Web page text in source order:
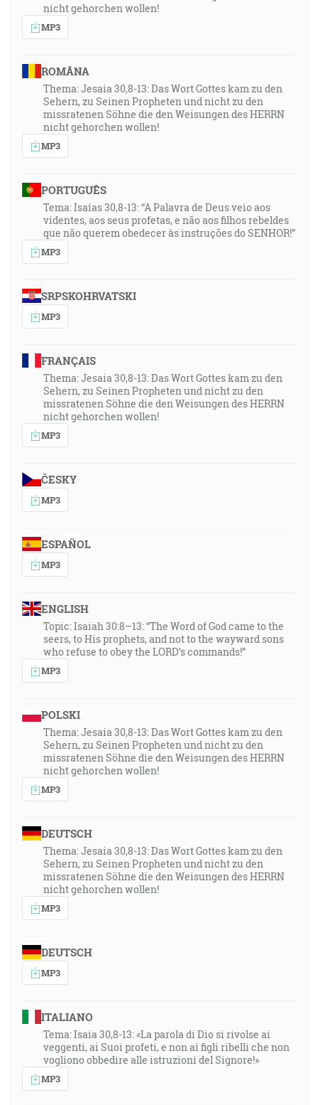
nicht gehorchen wollen!
MP3
ROMÂNA
Thema: Jesaia 30,8-13: Das Wort Gottes kam zu den
Sehern, zu Seinen Propheten und nicht zu den
missratenen Söhne die den Weisungen des HERRN
nicht gehorchen wollen!
MP3
PORTUGUÊS
Tema: Isaías 30,8-13: “A Palavra de Deus veio aos
videntes, aos seus profetas, e não aos filhos rebeldes
que não querem obedecer às instruções do SENHOR!”
MP3
SRPSKOHRVATSKI
MP3
FRANÇAIS
Thema: Jesaia 30,8-13: Das Wort Gottes kam zu den
Sehern, zu Seinen Propheten und nicht zu den
missratenen Söhne die den Weisungen des HERRN
nicht gehorchen wollen!
MP3
ČESKY
MP3
ESPAÑOL
MP3
ENGLISH
Topic: Isaiah 30:8–13: “The Word of God came to the
seers, to His prophets, and not to the wayward sons
who refuse to obey the LORD’s commands!”
MP3
POLSKI
Thema: Jesaia 30,8-13: Das Wort Gottes kam zu den
Sehern, zu Seinen Propheten und nicht zu den
missratenen Söhne die den Weisungen des HERRN
nicht gehorchen wollen!
MP3
DEUTSCH
Thema: Jesaia 30,8-13: Das Wort Gottes kam zu den
Sehern, zu Seinen Propheten und nicht zu den
missratenen Söhne die den Weisungen des HERRN
nicht gehorchen wollen!
MP3
DEUTSCH
MP3
ITALIANO
Tema: Isaia 30,8-13: «La parola di Dio si rivolse ai
veggenti, ai Suoi profeti, e non ai figli ribelli che non
vogliono obbedire alle istruzioni del Signore!»
MP3